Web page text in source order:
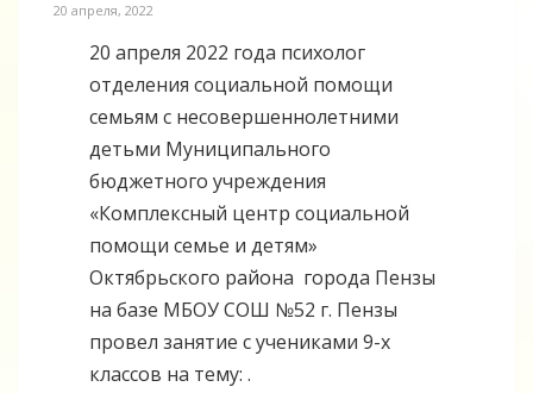
20 апреля, 2022
20 апреля 2022 года психолог
отделения социальной помощи
семьям с несовершеннолетними
детьми Муниципального
бюджетного учреждения
«Комплексный центр социальной
помощи семье и детям»
Октябрьского района города Пензы
на базе МБОУ СОШ №52 г. Пензы
провел занятие с учениками 9-х
классов на тему: .